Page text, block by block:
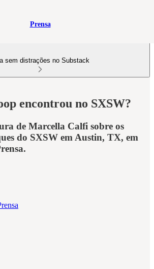
Prensa
sem distrações no Substack
encontrou no SXSW?
de Marcella Calfi sobre os
do SXSW em Austin, TX, em